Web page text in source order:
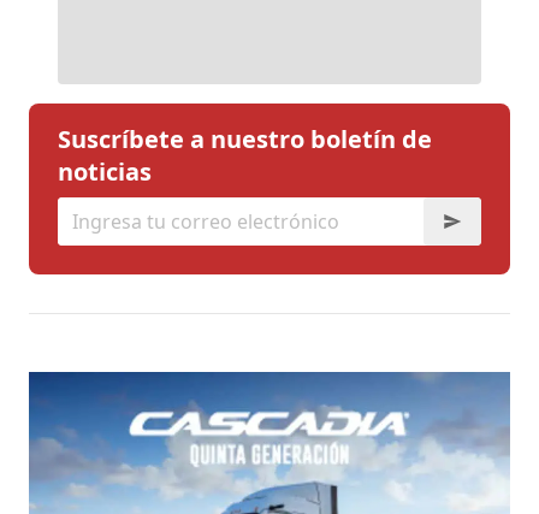
Suscríbete a nuestro boletín de
noticias